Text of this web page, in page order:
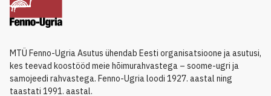
MTÜ Fenno-Ugria Asutus ühendab Eesti organisatsioone ja asutusi,
kes teevad koostööd meie hõimurahvastega – soome-ugri ja
samojeedi rahvastega. Fenno-Ugria loodi 1927. aastal ning
taastati 1991. aastal.